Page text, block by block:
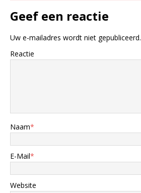
Geef een reactie
Uw e-mailadres wordt niet gepubliceerd.
Reactie
Naam*
E-Mail*
Website